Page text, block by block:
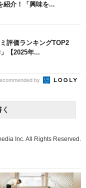
紹介！「興味を...
評価ランキングTOP2
【2025年...
by
Inc. All Rights Reserved.